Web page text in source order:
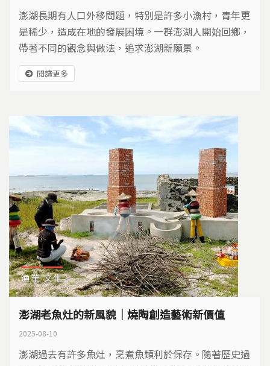
澎湖長期有人口外移問題，特別是許多小漁村，青年更
是稀少，造成在地的發展困境。一群澎湖人開始回鄉，
帶著不同的觀念與做法，追求澎湖新願景。
閱讀更多
漁業 文化
澎湖老魚灶的新風貌｜燒陶創造藝術新價值
2025-08-10
澎湖過去有許多魚灶，烹煮魚類利於保存。隨著歷史過